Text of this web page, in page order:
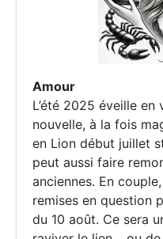
Amour
L’été 2025 éveille
nouvelle, à la fois
en Lion début juillet
peut aussi faire
anciennes. En
remises en question
du 10 août. Ce sera